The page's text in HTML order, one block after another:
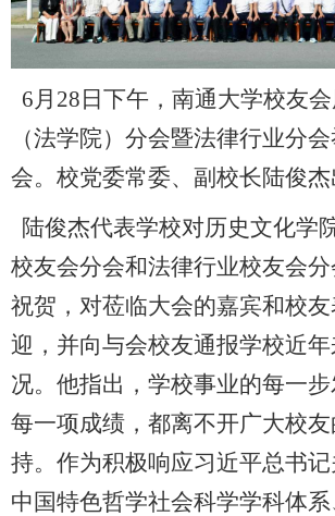
6月28日下午，南通大学校友
（法学院）分会暨法律行业分
会。校党委常委、副校长陆俊杰
陆俊杰代表学校对历史文化学
校友会分会和法律行业校友会
祝贺，对莅临大会的嘉宾和校
迎，并向与会校友通报学校近
况。他指出，学校事业的每一
每一项成绩，都离不开广大校
持。作为积极响应习近平总书
中国特色哲学社会科学学科体系